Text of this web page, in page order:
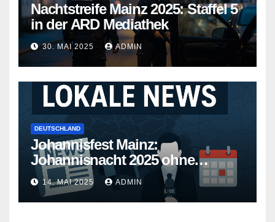
Nachtstreife Mainz 2025: Staffel 5
in der ARD Mediathek
30. MAI 2025 ADMIN
DEUTSCHLAND
Johannisfest Mainz:
Johannisnacht 2025 ohne
Feuerwerk
14. MAI 2025 ADMIN